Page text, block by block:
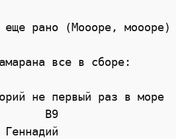
еще рано (Моооре, моооре)
все в сборе:
не первый раз в море
B9